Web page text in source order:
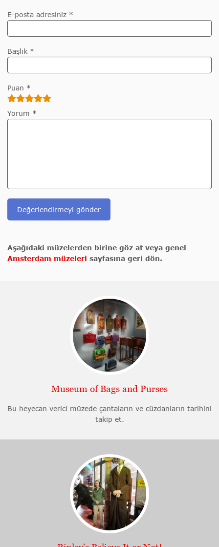
E-posta adresiniz *
Başlık *
Puan *
Yorum *
Değerlendirmeyi gönder
Aşağıdaki müzelerden birine göz at veya genel
Amsterdam müzeleri sayfasına geri dön.
Museum of Bags and Purses
Bu heyecan verici müzede çantaların ve cüzdanların tarihini
takip et.